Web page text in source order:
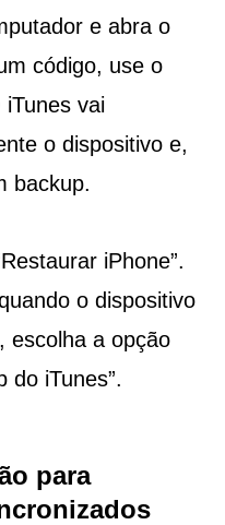
e abra o
código, use o
vai
o dispositivo e,
backup.
iPhone”.
o dispositivo
escolha a opção
do iTunes”.
para